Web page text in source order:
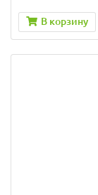
В корзину